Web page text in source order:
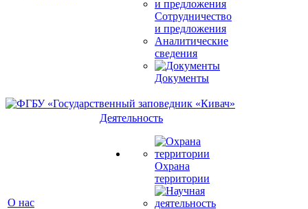
Сотрудничество
и предложения
Аналитические
сведения
Документы
О нас
Деятельность
Охрана
территории